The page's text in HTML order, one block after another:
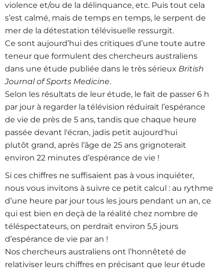
violence et/ou de la délinquance, etc. Puis tout cela
s’est calmé, mais de temps en temps, le serpent de
mer de la détestation télévisuelle ressurgit.
Ce sont aujourd’hui des critiques d’une toute autre
teneur que formulent des chercheurs australiens
dans une étude publiée dans le très sérieux British
Journal of Sports Medicine.
Selon les résultats de leur étude, le fait de passer 6 h
par jour à regarder la télévision réduirait l’espérance
de vie de près de 5 ans, tandis que chaque heure
passée devant l'écran, jadis petit aujourd'hui
plutôt grand, après l’âge de 25 ans grignoterait
environ 22 minutes d’espérance de vie !
Si ces chiffres ne suffisaient pas à vous inquiéter,
nous vous invitons à suivre ce petit calcul : au rythme
d’une heure par jour tous les jours pendant un an, ce
qui est bien en deçà de la réalité chez nombre de
téléspectateurs, on perdrait environ 5,5 jours
d’espérance de vie par an !
Nos chercheurs australiens ont l’honnêteté de
relativiser leurs chiffres en précisant que leur étude